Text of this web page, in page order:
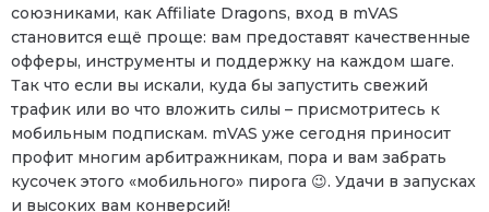
союзниками, как Affiliate Dragons, вход в mVAS
становится ещё проще: вам предоставят качественные
офферы, инструменты и поддержку на каждом шаге.
Так что если вы искали, куда бы запустить свежий
трафик или во что вложить силы – присмотритесь к
мобильным подпискам. mVAS уже сегодня приносит
профит многим арбитражникам, пора и вам забрать
кусочек этого «мобильного» пирога 😉. Удачи в запускаx
и высоких вам конверсий!